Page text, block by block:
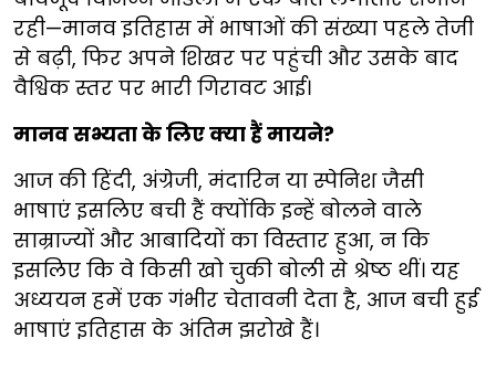
रही—मानव इतिहास में भाषाओं की संख्या पहले तेजी
से बढ़ी, फिर अपने शिखर पर पहुंची और उसके बाद
वैश्विक स्तर पर भारी गिरावट आई।
मानव सभ्यता के लिए क्या हैं मायने?
आज की हिंदी, अंग्रेजी, मंदारिन या स्पेनिश जैसी
भाषाएं इसलिए बची हैं क्योंकि इन्हें बोलने वाले
साम्राज्यों और आबादियों का विस्तार हुआ, न कि
इसलिए कि वे किसी खो चुकी बोली से श्रेष्ठ थीं। यह
अध्ययन हमें एक गंभीर चेतावनी देता है, आज बची हुई
भाषाएं इतिहास के अंतिम झरोखे हैं।